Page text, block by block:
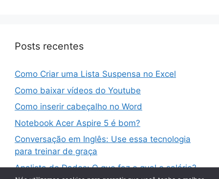
Posts recentes
Como Criar uma Lista Suspensa no Excel
Como baixar vídeos do Youtube
Como inserir cabeçalho no Word
Notebook Acer Aspire 5 é bom?
Conversação em Inglês: Use essa tecnologia
para treinar de graça
Analista de Dados: O que faz e qual o salário?